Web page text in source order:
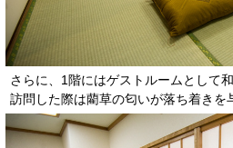
さらに、1階にはゲストルームとして
訪問した際は藺草の匂いが落ち着きを